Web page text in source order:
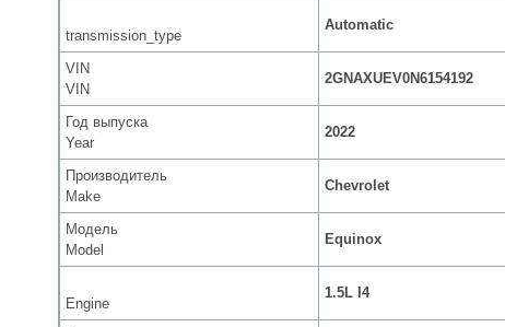
transmission_type
Automatic
VIN
VIN
2GNAXUEV0N6154192
Год выпуска
Year
2022
Производитель
Make
Chevrolet
Модель
Model
Equinox
Engine
1.5L I4